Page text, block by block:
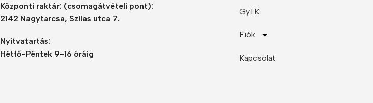
Központi raktár: (csomagátvételi pont):
2142 Nagytarcsa, Szilas utca 7.
Nyitvatartás:
Hétfő-Péntek 9-16 óráig
Gy.I.K.
Fiók
Kapcsolat